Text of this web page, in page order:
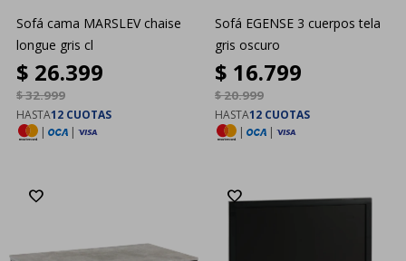
Sofá cama MARSLEV chaise
longue gris cl
$ 26.399
$32.999
HASTA12 CUOTAS
|
|
Sofá EGENSE 3 cuerpos tela
gris oscuro
$ 16.799
$20.999
HASTA12 CUOTAS
|
|